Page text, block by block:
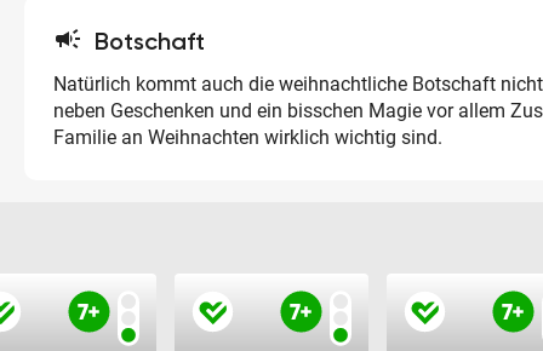
campaign Botschaft
Natürlich kommt auch die weihnachtliche Botschaft
neben Geschenken und ein bisschen Magie vor allem
Familie an Weihnachten wirklich wichtig sind.